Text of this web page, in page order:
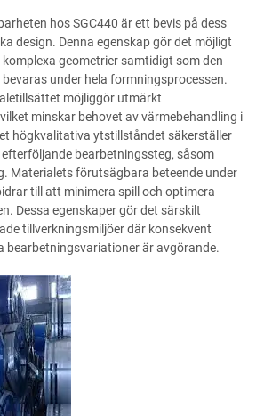
hos SGC440 är ett bevis på dess
design. Denna egenskap gör det möjligt
geometrier samtidigt som den
under hela formningsprocessen.
möjliggör utmärkt
minskar behovet av värmebehandling i
högkvalitativa ytstillståndet säkerställer
bearbetningssteg, såsom
Materialets förutsägbara beteende under
till att minimera spill och optimera
Dessa egenskaper gör det särskilt
tillverkningsmiljöer där konsekvent
bearbetningsvariationer är avgörande.